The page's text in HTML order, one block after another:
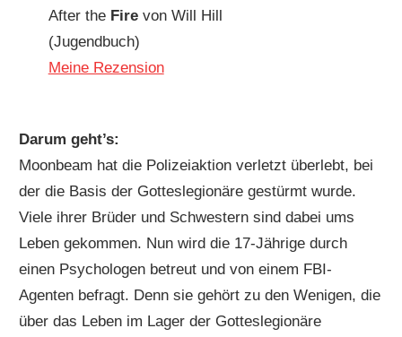
After the Fire von Will Hill
(Jugendbuch)
Meine Rezension
Darum geht’s:
Moonbeam hat die Polizeiaktion verletzt überlebt, bei
der die Basis der Gotteslegionäre gestürmt wurde.
Viele ihrer Brüder und Schwestern sind dabei ums
Leben gekommen. Nun wird die 17-Jährige durch
einen Psychologen betreut und von einem FBI-
Agenten befragt. Denn sie gehört zu den Wenigen, die
über das Leben im Lager der Gotteslegionäre